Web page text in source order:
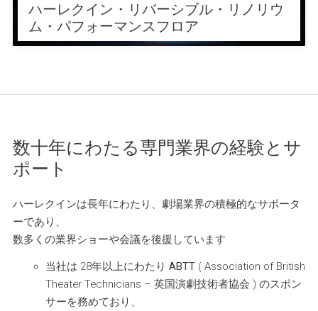
ハーレクイン・リバーシブル・リノリウ
ム・パフォーマンスフロア
数十年にわたる専門業界の経験とサ
ポート
ハーレクインは長年にわたり、劇場業界の積極的なサポータ
ーであり、
数多くの業界ショーや会議を後援しています
当社は 28年以上にわたりABTT ( Association of British
Theater Technicians – 英国演劇技術者協会 ) のスポン
サーを務めており、